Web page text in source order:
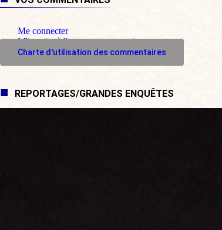
Me connecter
M'inscrire à l'espace commentaire
Charte d'utilisation des commentaires
REPORTAGES/GRANDES ENQUÊTES